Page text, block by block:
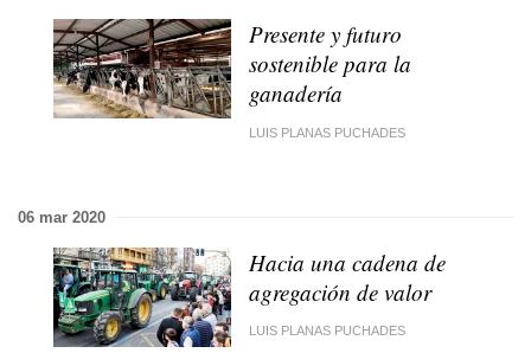
Presente y futuro
sostenible para la
ganadería
LUIS PLANAS PUCHADES
06 mar 2020
Hacia una cadena de
agregación de valor
LUIS PLANAS PUCHADES